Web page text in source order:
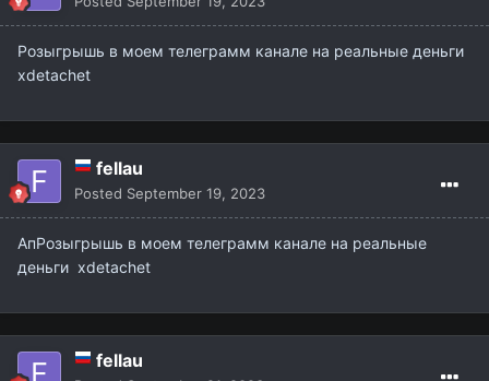
Розыгрышь в моем телеграмм канале на реальные деньги
xdetachet
fellau
Posted September 19, 2023
АпРозыгрышь в моем телеграмм канале на реальные
деньги xdetachet
fellau